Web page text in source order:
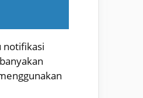
notifikasi